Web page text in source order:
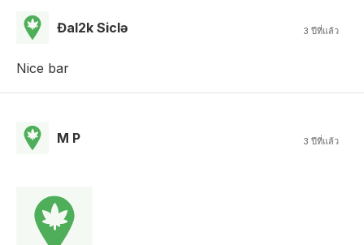
Đal2k Siclə 3 ปีที่แล้ว
Nice bar
M P 3 ปีที่แล้ว